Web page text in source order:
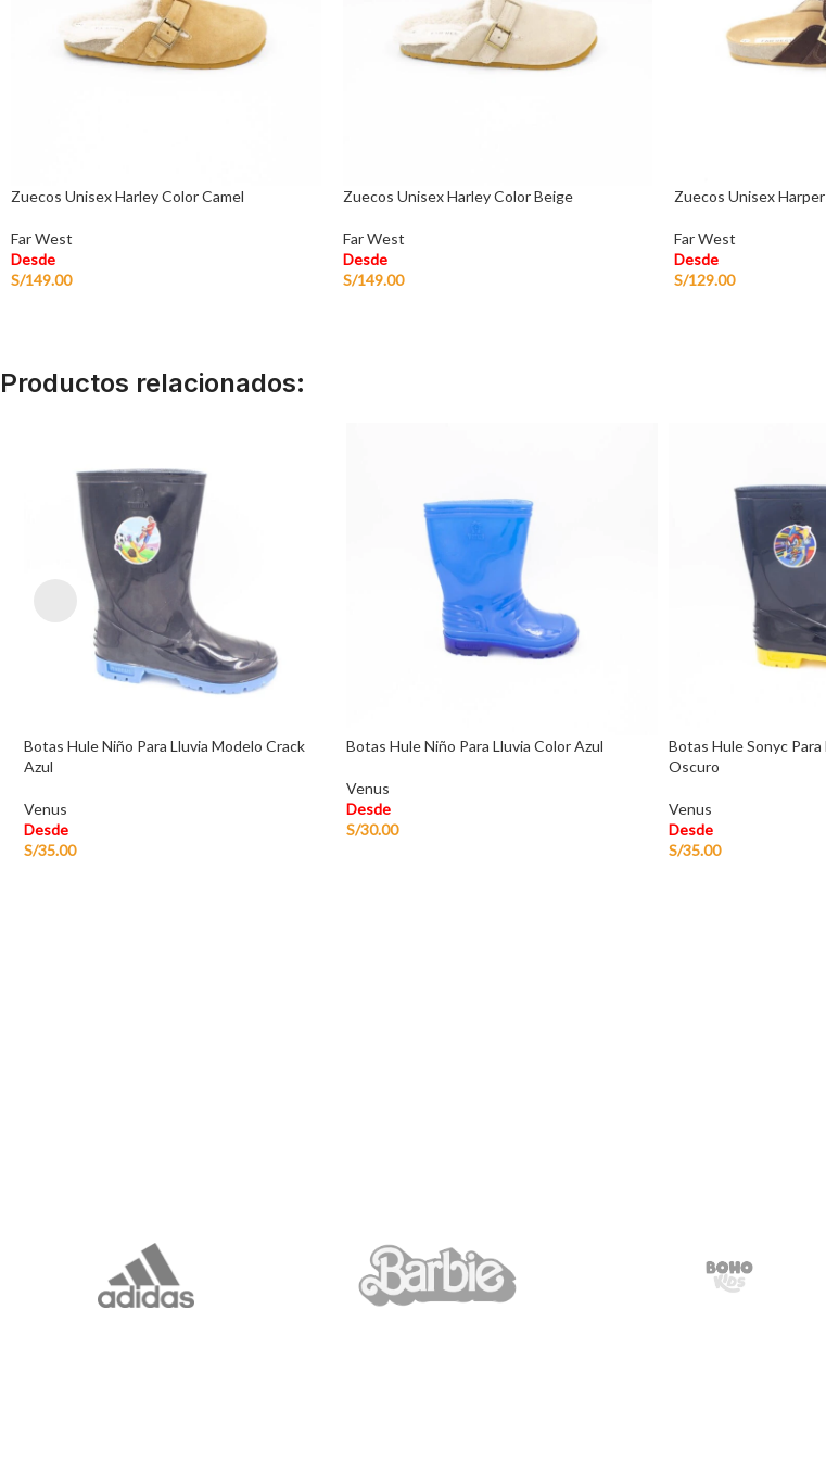
Zuecos Unisex Harley Color Camel
Far West
Desde
S/149.00
Zuecos Unisex Harley Color Beige
Far West
Desde
S/149.00
Zuecos Unisex
Far West
Desde
S/129.00
Productos relacionados:
Botas Hule Niño Para Lluvia Modelo Crack
Azul
Venus
Desde
S/35.00
Botas Hule Niño Para Lluvia Color Azul
Venus
Desde
S/30.00
Botas Hule Sonyc Para
Oscuro
Venus
Desde
S/35.00